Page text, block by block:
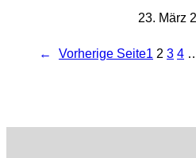
23. März
← Vorherige Seite1 2 3 4